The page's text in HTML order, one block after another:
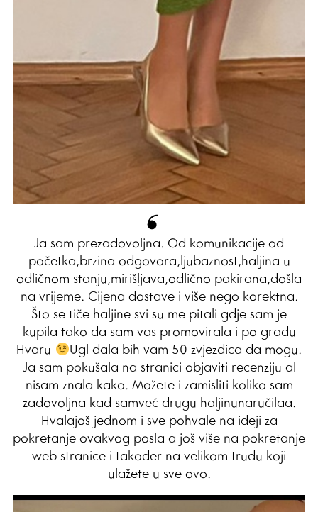
Ja sam prezadovoljna. Od komunikacije od
početka,brzina odgovora,ljubaznost,haljina u
odličnom stanju,mirišljava,odlično pakirana,došla
na vrijeme. Cijena dostave i više nego korektna.
Što se tiče haljine svi su me pitali gdje sam je
kupila tako da sam vas promovirala i po gradu
Hvaru
Ugl dala bih vam 50 zvjezdica da mogu.
Ja sam pokušala na stranici objaviti recenziju al
nisam znala kako. Možete i zamisliti koliko sam
zadovoljna kad samveć drugu haljinunaručilaa.
Hvalajoš jednom i sve pohvale na ideji za
pokretanje ovakvog posla a još više na pokretanje
web stranice i također na velikom trudu koji
ulažete u sve ovo.